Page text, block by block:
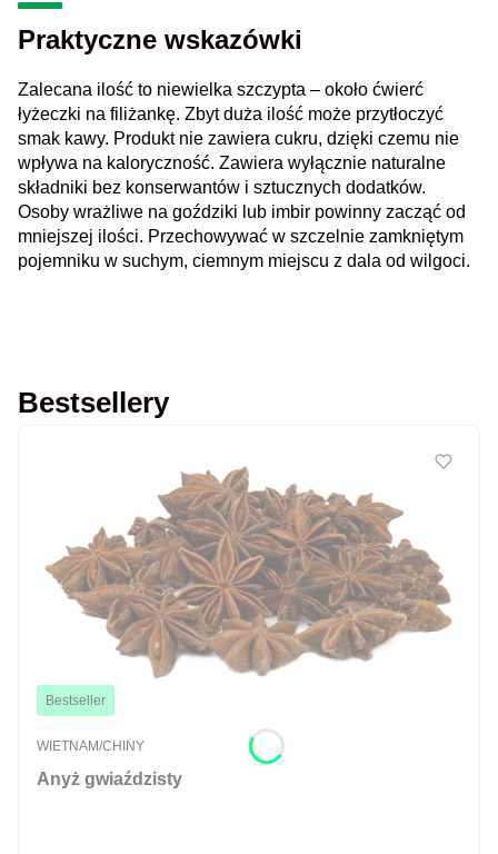
Praktyczne wskazówki
Zalecana ilość to niewielka szczypta – około ćwierć
łyżeczki na filiżankę. Zbyt duża ilość może przytłoczyć
smak kawy. Produkt nie zawiera cukru, dzięki czemu nie
wpływa na kaloryczność. Zawiera wyłącznie naturalne
składniki bez konserwantów i sztucznych dodatków.
Osoby wrażliwe na goździki lub imbir powinny zacząć od
mniejszej ilości. Przechowywać w szczelnie zamkniętym
pojemniku w suchym, ciemnym miejscu z dala od wilgoci.
Bestsellery
Bestseller
Anyż gwiaździsty
PRODUCENT
WIETNAM/CHINY